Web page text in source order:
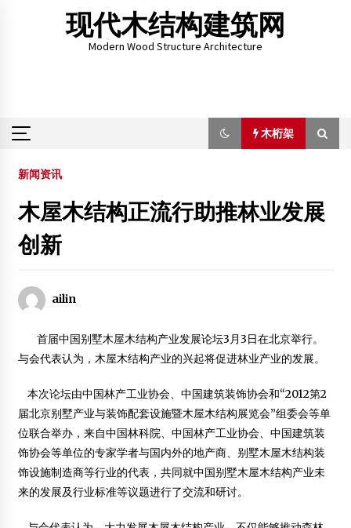
现代木结构建筑网
Modern Wood Structure Architecture
木桁架
木桁架
【科普】浅谈木别墅的优势
2012年3月20日
2012年4月4日
2014年9月21日
2018年8月12日
中国的木结构建筑市场潜力巨大
2012年3月5日
2014中日木结构建筑营造及木材应用技术研讨会
2014年3月5日
新闻资讯
木屋木结构正流行助推林业发展
创新
ailin
首届中国别墅木屋木结构产业发展论坛3月3日在北京举行。
与会代表认为，木屋木结构产业的兴起将促进林业产业的发展。
本次论坛由中国林产工业协会、中国建筑装饰协会和“2012第2
届北京别墅产业与装饰配套设施暨木屋木结构展览会”组委会等单
位联合举办，来自中国林科院、中国林产工业协会、中国建筑装
饰协会等单位的专家学者与国内外的地产商、别墅木屋木结构装
饰设施制造商等行业的代表，共同就中国别墅木屋木结构产业未
来的发展及行业标准等议题进行了交流和研讨。